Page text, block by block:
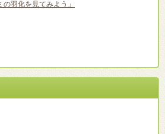
羽化を見てみよう」